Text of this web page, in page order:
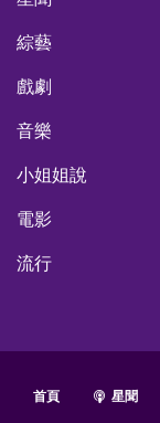
綜藝
戲劇
音樂
小姐姐說
電影
流行
首頁 星聞